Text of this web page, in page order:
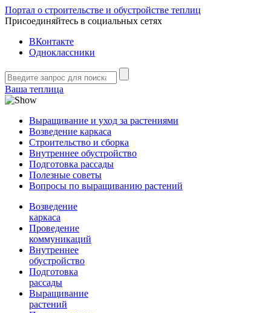
Портал о строительстве и обустройстве теплиц
Присоединяйтесь в социальных сетях
ВКонтакте
Одноклассники
Ваша теплица
Выращивание и уход за растениями
Возведение каркаса
Строительство и сборка
Внутреннее обустройство
Подготовка рассады
Полезные советы
Вопросы по выращиванию растений
Возведение
каркаса
Проведение
коммуникаций
Внутреннее
обустройство
Подготовка
рассады
Выращивание
растений